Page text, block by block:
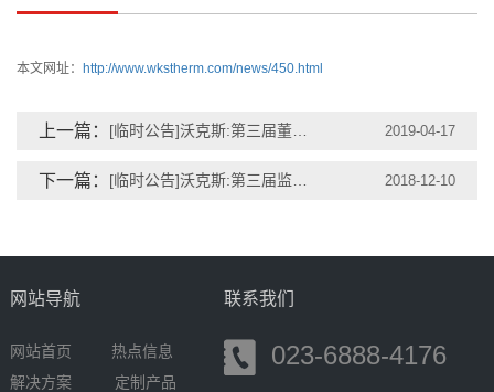
本文网址： http://www.wkstherm.com/news/450.html
上一篇： [临时公告]沃克斯:第三届董事会第二次会议决议公告 2019-04-17
下一篇： [临时公告]沃克斯:第三届监事会第 一次会议决议公告 2018-12-10
网站导航
网站首页
热点信息
解决方案
定制产品
联系我们
023-6888-4176